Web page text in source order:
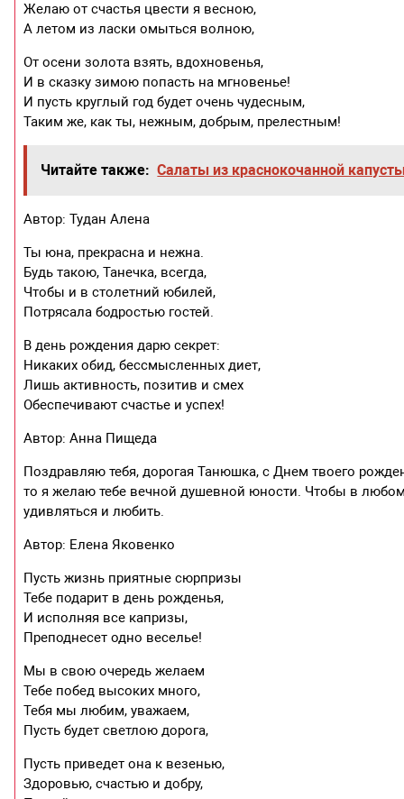
Желаю от счастья цвести я весною,
А летом из ласки омыться волною,
От осени золота взять, вдохновенья,
И в сказку зимою попасть на мгновенье!
И пусть круглый год будет очень чудесным,
Таким же, как ты, нежным, добрым, прелестным!
Читайте также: Салаты из краснокочанной
Автор: Тудан Алена
Ты юна, прекрасна и нежна.
Будь такою, Танечка, всегда,
Чтобы и в столетний юбилей,
Потрясала бодростью гостей.
В день рождения дарю секрет:
Никаких обид, бессмысленных диет,
Лишь активность, позитив и смех
Обеспечивают счастье и успех!
Автор: Анна Пищеда
Поздравляю тебя, дорогая Танюшка, с Днем твоего
то я желаю тебе вечной душевной юности. Чтобы в любом
удивляться и любить.
Автор: Елена Яковенко
Пусть жизнь приятные сюрпризы
Тебе подарит в день рожденья,
И исполняя все капризы,
Преподнесет одно веселье!
Мы в свою очередь желаем
Тебе побед высоких много,
Тебя мы любим, уважаем,
Пусть будет светлою дорога,
Пусть приведет она к везенью,
Здоровью, счастью и добру,